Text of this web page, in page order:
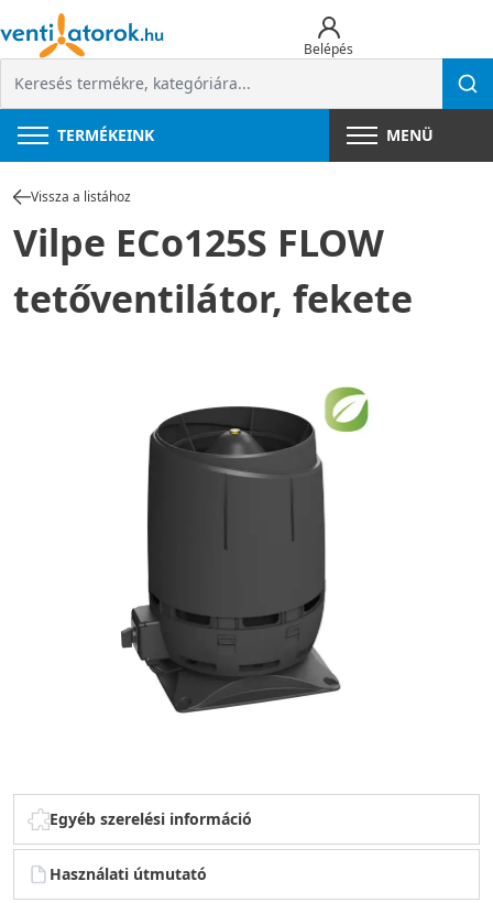
Belépés
TERMÉKEINK MENÜ
Vissza a listához
Vilpe ECo125S FLOW
tetőventilátor, fekete
Egyéb szerelési információ
Használati útmutató